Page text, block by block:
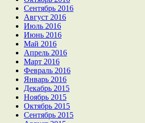
Сентябрь 2016
Август 2016
Июль 2016
Июнь 2016
Май 2016
Апрель 2016
Март 2016
Февраль 2016
Январь 2016
Декабрь 2015
Ноябрь 2015
Октябрь 2015
Сентябрь 2015